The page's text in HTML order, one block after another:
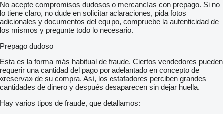
No acepte compromisos dudosos o mercancías con prepago. Si no
lo tiene claro, no dude en solicitar aclaraciones, pida fotos
adicionales y documentos del equipo, compruebe la autenticidad de
los mismos y pregunte todo lo necesario.
Prepago dudoso
Esta es la forma más habitual de fraude. Ciertos vendedores pueden
requerir una cantidad del pago por adelantado en concepto de
«reserva» de su compra. Así, los estafadores perciben grandes
cantidades de dinero y después desaparecen sin dejar huella.
Hay varios tipos de fraude, que detallamos: